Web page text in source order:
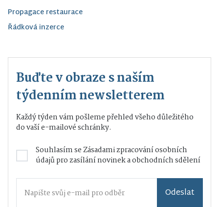
Propagace restaurace
Řádková inzerce
Buďte v obraze s naším
týdenním newsletterem
Každý týden vám pošleme přehled všeho důležitého
do vaší e-mailové schránky.
Souhlasím seZásadami zpracování osobních
údajůpro zasílání novinek a obchodních sdělení
Odeslat